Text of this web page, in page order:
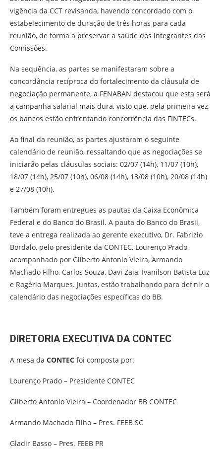
vigência da CCT revisanda, havendo concordado com o
estabelecimento de duração de três horas para cada
reunião, de forma a preservar a saúde dos integrantes das
Comissões.
Na sequência, as partes se manifestaram sobre a
concordância recíproca do fortalecimento da cláusula de
negociação permanente, a FENABAN destacou que esta será
a campanha salarial mais dura, visto que, pela primeira vez,
os bancos estão enfrentando concorrência das FINTECs.
Ao final da reunião, as partes ajustaram o seguinte
calendário de reunião, ressaltando que as negociações se
iniciarão pelas cláusulas sociais: 02/07 (14h), 11/07 (10h),
18/07 (14h), 25/07 (10h), 06/08 (14h), 13/08 (10h), 20/08 (14h)
e 27/08 (10h).
Também foram entregues as pautas da Caixa Econômica
Federal e do Banco do Brasil. A pauta do Banco do Brasil,
teve a entrega realizada ao gerente executivo, Dr. Fabrizio
Bordalo, pelo presidente da CONTEC, Lourenço Prado,
acompanhado por Gilberto Antonio Vieira, Armando
Machado Filho, Carlos Souza, Davi Zaia, Ivanilson Batista Luz
e Rogério Marques. Juntos, estão trabalhando para definir o
calendário das negociações específicas do BB.
DIRETORIA EXECUTIVA DA CONTEC
A mesa da CONTEC foi composta por:
Lourenço Prado – Presidente CONTEC
Gilberto Antonio Vieira – Coordenador BB CONTEC
Armando Machado Filho – Pres. FEEB SC
Gladir Basso – Pres. FEEB PR